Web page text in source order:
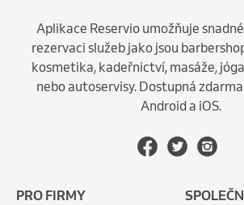
Aplikace Reservio umožňuje
rezervaci služeb jako jsou
kosmetika, kadeřnictví, masáže,
nebo autoservisy. Dostupná
Android a iOS.
PRO FIRMY